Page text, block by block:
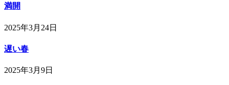
満開
2025年3月24日
遅い春
2025年3月9日